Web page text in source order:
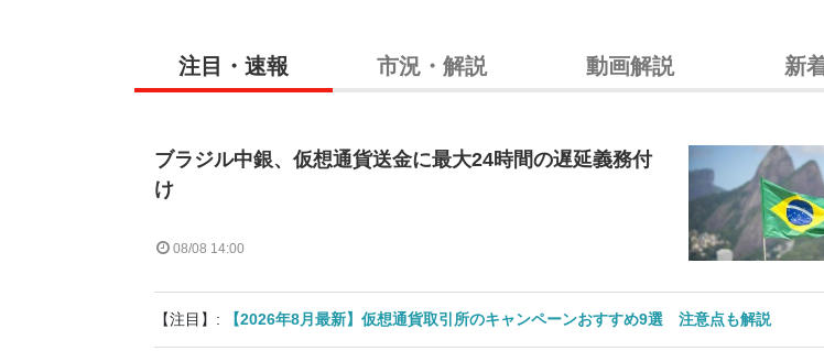
注目・速報 市況・解説 動画解説 新
ブラジル中銀、仮想通貨送金に最大24時間の遅延義務付
け
08/08 14:00
【注目】: 【2026年8月最新】仮想通貨取引所のキャンペーンおすすめ9選 注意点も解説